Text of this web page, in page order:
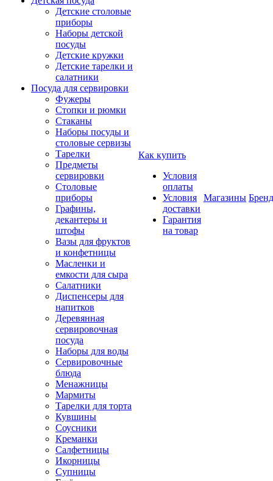
Детские столовые
приборы
Наборы детской
посуды
Детские кружки
Детские тарелки и
салатники
Посуда для сервировки
Фужеры
Стопки и рюмки
Стаканы
Наборы посуды и
столовые сервизы
Тарелки
Предметы
сервировки
Столовые
приборы
Графины,
декантеры и
штофы
Вазы для фруктов
и конфетницы
Масленки и
емкости для сыра
Салатники
Диспенсеры для
напитков
Деревянная
сервировочная
посуда
Наборы для воды
Сервировочные
блюда
Менажницы
Мармиты
Тарелки для торта
Кувшины
Соусники
Креманки
Салфетницы
Икорницы
Супницы
Как купить
Условия
оплаты
Условия
доставки
Гарантия
на товар
Магазины